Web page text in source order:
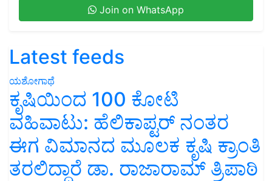
Join on WhatsApp
Latest feeds
ಯಶೋಗಾಥೆ
ಕೃಷಿಯಿಂದ 100 ಕೋಟಿ
ವಹಿವಾಟು: ಹೆಲಿಕಾಪ್ಟರ್ ನಂತರ
ಈಗ ವಿಮಾನದ ಮೂಲಕ ಕೃಷಿ ಕ್ರಾಂತಿ
ತರಲಿದ್ದಾರೆ ಡಾ. ರಾಜಾರಾಮ್ ತ್ರಿಪಾಠಿ